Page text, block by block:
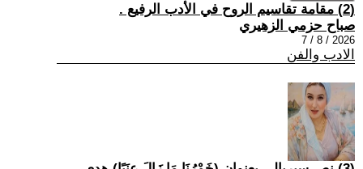
(2) مقامة تقاسيم الروح في الأدب الرفيع .
صباح حزمي الزهيري
2026 / 8 / 7
الادب والفن